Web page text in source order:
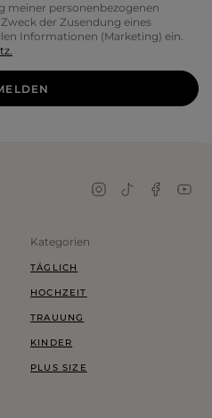
meiner personenbezogenen
der Zusendung eines
Informationen (Marketing) ein.
Kategorien
TÄGLICH
HOCHZEIT
TRAUUNG
KINDER
PLUS SIZE